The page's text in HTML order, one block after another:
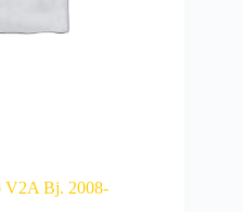
V2A Bj. 2008-